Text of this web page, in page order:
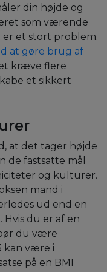
din højde og
som værende
er et stort problem.
at gøre brug af
kræve flere
et sikkert
at det tager højde
de fastsatte mål
og kulturer.
mand i
ud end en
Hvis du er af en
du være
kan være i
på en BMI